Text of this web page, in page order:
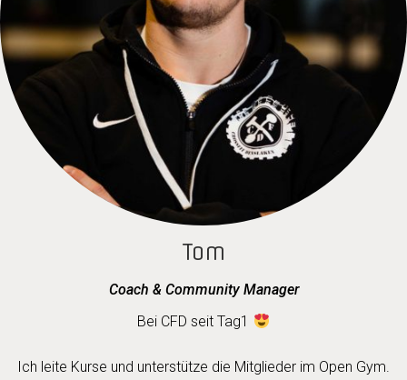
Tom
Coach & Community Manager
Bei CFD seit Tag1
Ich leite Kurse und unterstütze die Mitglieder im Open Gym.